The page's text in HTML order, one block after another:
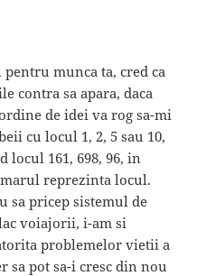
munca ta, cred ca
contra sa apara, daca
de idei va rog sa-mi
cu locul 1, 2, 5 sau 10,
locul 161, 698, 96, in
reprezinta locul.
sa pricep sistemul de
voiajorii, i-am si
problemelor vietii a
sa pot sa-i cresc din nou